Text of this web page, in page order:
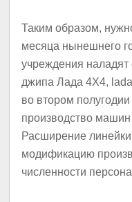
Таким образом,
месяца нынешнего
учреждения
джипа Лада 4X4,
во втором
производство
Расширение
модификацию
численности